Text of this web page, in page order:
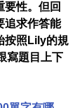
要性。但回
追求作答能
按照Lily的規
寫題目上下